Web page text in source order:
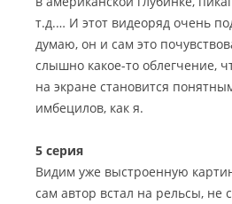
т.д.… И этот видеоряд очень
думаю, он и сам это
слышно какое-то облегчение,
на экране становится
имбецилов, как я.
5 серия
Видим уже выстроенную
сам автор встал на рельсы, не